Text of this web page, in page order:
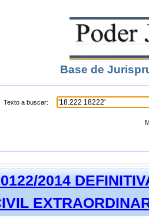
Base de
Texto a buscar:
2014